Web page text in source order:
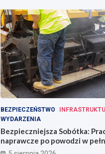
BEZPIECZEŃSTWO
WYDARZENIA
Bezpieczniejsza Sobótka:
naprawcze po powodzi w